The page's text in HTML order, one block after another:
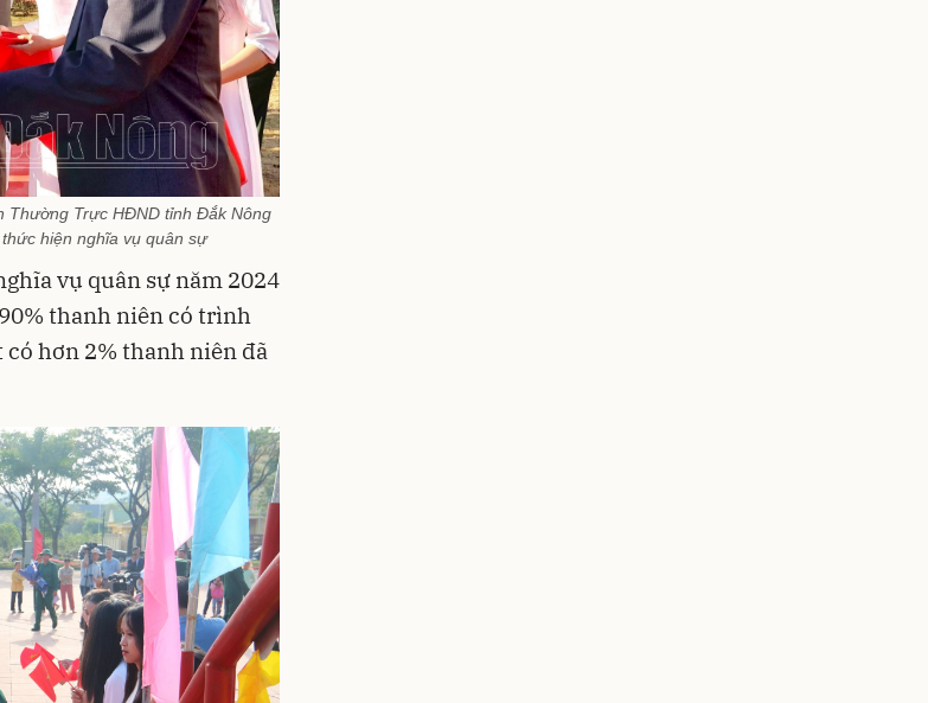
Thường Trực HĐND tỉnh Đắk Nông
hiện nghĩa vụ quân sự
vụ quân sự năm 2024
thanh niên có trình
có hơn 2% thanh niên đã